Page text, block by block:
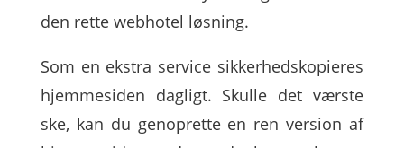
den rette webhotel løsning.
Som en ekstra service sikkerhedskopieres
hjemmesiden dagligt. Skulle det værste
ske, kan du genoprette en ren version af